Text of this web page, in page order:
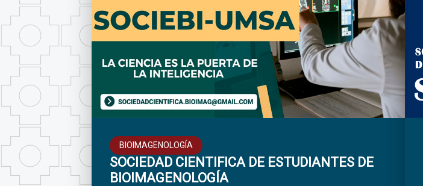
BIOIMAGENOLOGÍA
SOCIEDAD CIENTIFICA DE ESTUDIANTES DE
BIOIMAGENOLOGÍA